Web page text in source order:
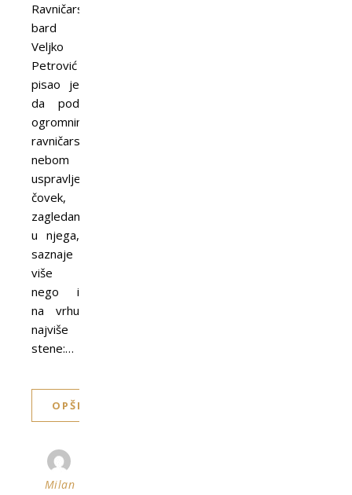
Ravničarski
bard
Veljko
Petrović
pisao je
da pod
ogromnim
ravničarskim
nebom
uspravljen
čovek,
zagledan
u njega,
saznaje
više
nego i
na vrhu
najviše
stene:…
OPŠIRNIJE
Milan